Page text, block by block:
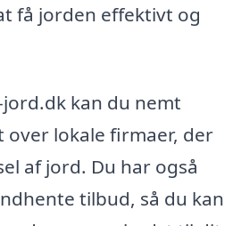
få jorden effektivt og
kan du nemt
over lokale firmaer, der
af jord. Du har også
tilbud, så du kan